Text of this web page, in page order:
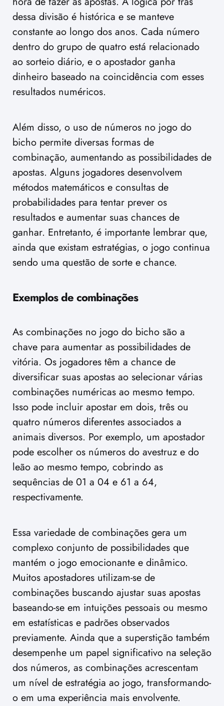
dessa divisão é histórica e se manteve
constante ao longo dos anos. Cada número
dentro do grupo de quatro está relacionado
ao sorteio diário, e o apostador ganha
dinheiro baseado na coincidência com esses
resultados numéricos.
Além disso, o uso de números no jogo do
bicho permite diversas formas de
combinação, aumentando as possibilidades de
apostas. Alguns jogadores desenvolvem
métodos matemáticos e consultas de
probabilidades para tentar prever os
resultados e aumentar suas chances de
ganhar. Entretanto, é importante lembrar que,
ainda que existam estratégias, o jogo continua
sendo uma questão de sorte e chance.
Exemplos de combinações
As combinações no jogo do bicho são a
chave para aumentar as possibilidades de
vitória. Os jogadores têm a chance de
diversificar suas apostas ao selecionar várias
combinações numéricas ao mesmo tempo.
Isso pode incluir apostar em dois, três ou
quatro números diferentes associados a
animais diversos. Por exemplo, um apostador
pode escolher os números do avestruz e do
leão ao mesmo tempo, cobrindo as
sequências de 01 a 04 e 61 a 64,
respectivamente.
Essa variedade de combinações gera um
complexo conjunto de possibilidades que
mantém o jogo emocionante e dinâmico.
Muitos apostadores utilizam-se de
combinações buscando ajustar suas apostas
baseando-se em intuições pessoais ou mesmo
em estatísticas e padrões observados
previamente. Ainda que a superstição também
desempenhe um papel significativo na seleção
dos números, as combinações acrescentam
um nível de estratégia ao jogo, transformando-
o em uma experiência mais envolvente.